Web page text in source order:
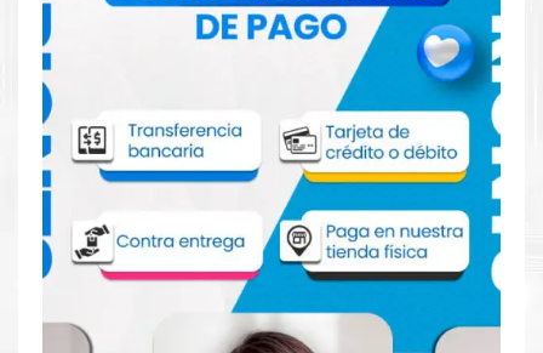
Para impresoras:
Toner para impresora Canon
imageRUNNER ADVANCE DX,C5840i, C5850i,
C5860i y C5870i.
Rendimiento:
Rendimiento de color 60,000 páginas.